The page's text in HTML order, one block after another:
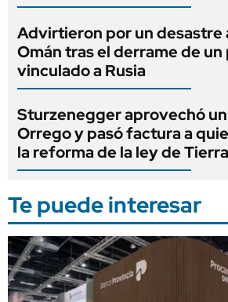
Advirtieron por un desastre
Omán tras el derrame de
vinculado a Rusia
Sturzenegger aprovechó
Orrego y pasó factura a
la reforma de la ley de
Te puede interesar